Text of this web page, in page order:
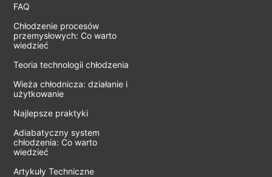
FAQ
Chłodzenie procesów
przemysłowych: Co warto
wiedzieć
Teoria technologii chłodzenia
Wieża chłodnicza: działanie i
użytkowanie
Najlepsze praktyki
Adiabatyczny system
chłodzenia: Co warto
wiedzieć
Artykuły Techniczne